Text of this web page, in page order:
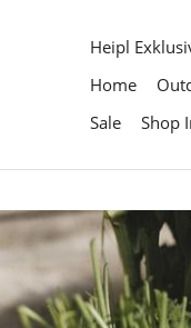
Heipl
Home
Sale
Shop